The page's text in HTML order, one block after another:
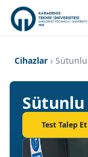
Cihazlar
Test Talep Et